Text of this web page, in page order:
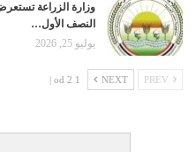
وزارة الزراعة
النصف الأول…
يوليو 25, 2026
NEXT
1 od 2 |